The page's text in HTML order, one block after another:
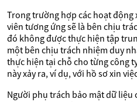
Trong trường hợp các hoạt động
viên tương ứng sẽ là bên chịu
đó không được thực hiện tập
một bên chịu trách nhiệm duy
thực hiện tại chỗ cho từng công
này xảy ra, ví dụ, với hồ sơ xin
Người phụ trách bảo mật dữ liệu